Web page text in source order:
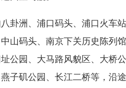
卦洲、浦口码头、浦口火车
山码头、南京下关历史陈列
公园、大马路风貌区、大桥
子矶公园、长江二桥等，沿